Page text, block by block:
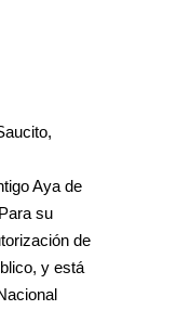
Aya de
su
de
y está